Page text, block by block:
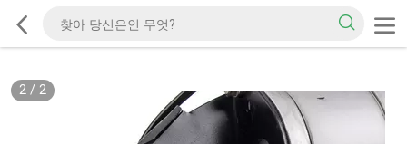
2/ 2